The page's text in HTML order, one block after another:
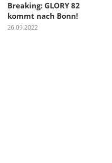
Breaking: GLORY 82
kommt nach Bonn!
26.09.2022